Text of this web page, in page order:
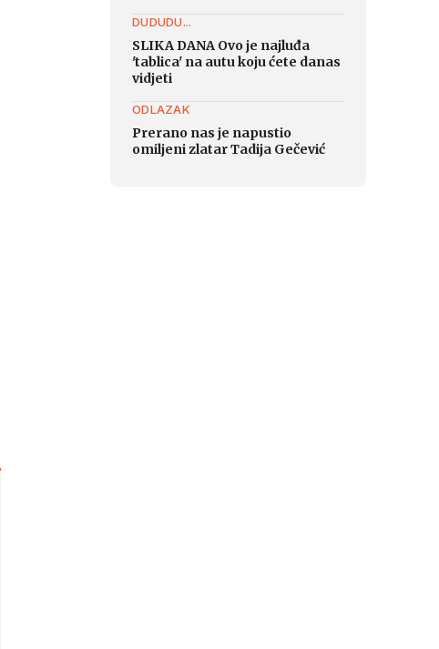
DUDUDU...
SLIKA DANA Ovo je najluđa
'tablica' na autu koju ćete danas
vidjeti
ODLAZAK
Prerano nas je napustio
omiljeni zlatar Tadija Gečević